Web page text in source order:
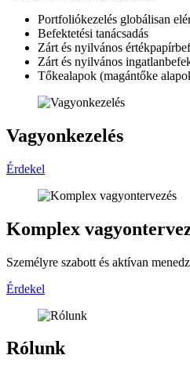
Portfoliókezelés globálisan
Befektetési tanácsadás
Zárt és nyilvános
Zárt és nyilvános
Tőkealapok (magántőke
Vagyonkezelés
Érdekel
Komplex
Személyre szabott és aktívan
Érdekel
Rólunk